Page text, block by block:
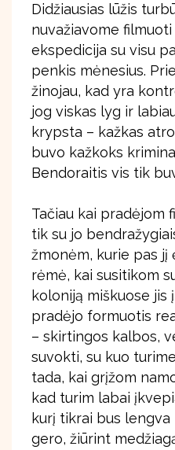
Didžiausias lūžis
nuvažiavome
ekspedicija su visu
penkis mėnesius.
žinojau, kad yra
jog viskas lyg ir
krypsta – kažkas
buvo kažkoks
Bendoraitis vis tik
Tačiau kai pradėjom
tik su jo
žmonėm, kurie pas jį
rėmė, kai susitikom
koloniją miškuose
pradėjo formuotis
– skirtingos kalbos,
suvokti, su kuo
tada, kai grįžom
kad turim labai
kurį tikrai bus
gero, žiūrint